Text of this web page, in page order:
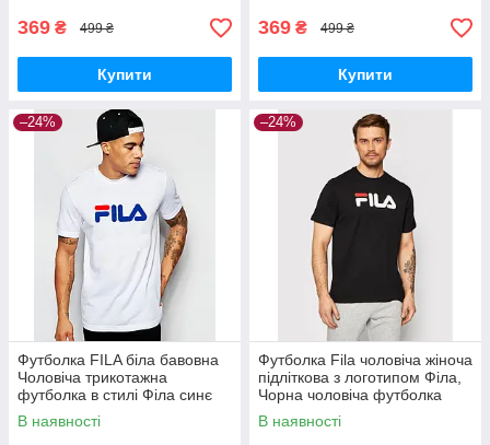
369 ₴ 499 ₴
Купити
369 ₴ 499 ₴
Купити
–24%
Футболка FILA біла бавовна
Чоловіча трикотажна
футболка в стилі Філа синє
лого
В наявності
–24%
Футболка Fila чоловіча жіноча
підліткова з логотипом Філа,
Чорна чоловіча футболка
Філа бавовна трикотаж
В наявності